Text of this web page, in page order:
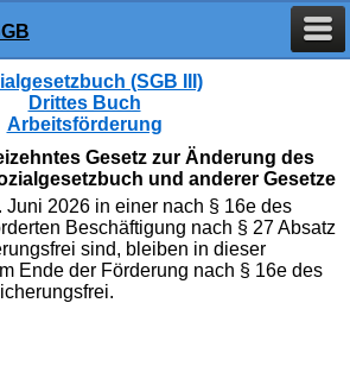
(SGB III)
Drittes Buch
Arbeitsförderung
Gesetz zur Änderung des
und anderer Gesetze
Juni 2026 in einer nach § 16e des
Beschäftigung nach § 27 Absatz
sind, bleiben in dieser
Ende der Förderung nach § 16e des